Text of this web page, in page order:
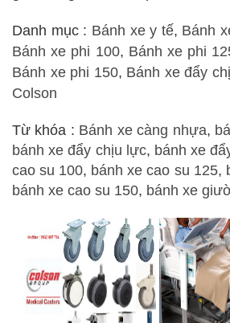
Danh mục : Bánh xe y tế, Bánh
Bánh xe phi 100, Bánh xe phi
Bánh xe phi 150, Bánh xe đẩy
Colson
Từ khóa : Bánh xe càng nhựa,
bánh xe đẩy chịu lực, bánh xe
cao su 100, bánh xe cao su 125,
bánh xe cao su 150, bánh xe